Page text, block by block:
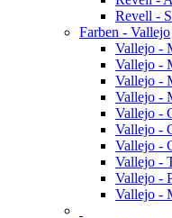
Revell -
Farben - Vallejo
Vallejo -
Vallejo -
Vallejo -
Vallejo -
Vallejo -
Vallejo -
Vallejo -
Vallejo -
Vallejo -
Vallejo -